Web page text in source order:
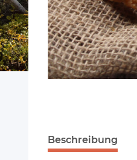
Beschreibung